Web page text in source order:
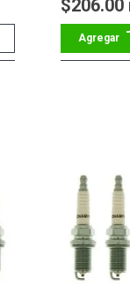
$206.00